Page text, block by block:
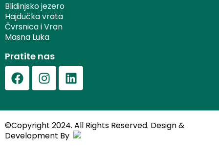
Blidinjsko jezero
Hajdučka vrata
Čvrsnica i Vran
Masna Luka
Pratite nas
©Copyright 2024. All Rights Reserved. Design &
Development By